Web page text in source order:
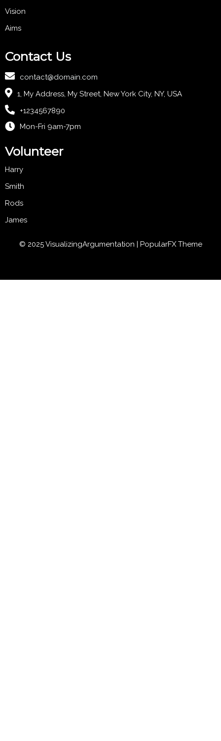
Vision
Aims
Contact Us
contact@domain.com
1, My Address, My Street, New York City, NY, USA
+1234567890
Mon-Fri 9am-7pm
Volunteer
Harry
Smith
Rods
James
© 2025 VisualizingArgumentation | PopularFX Theme